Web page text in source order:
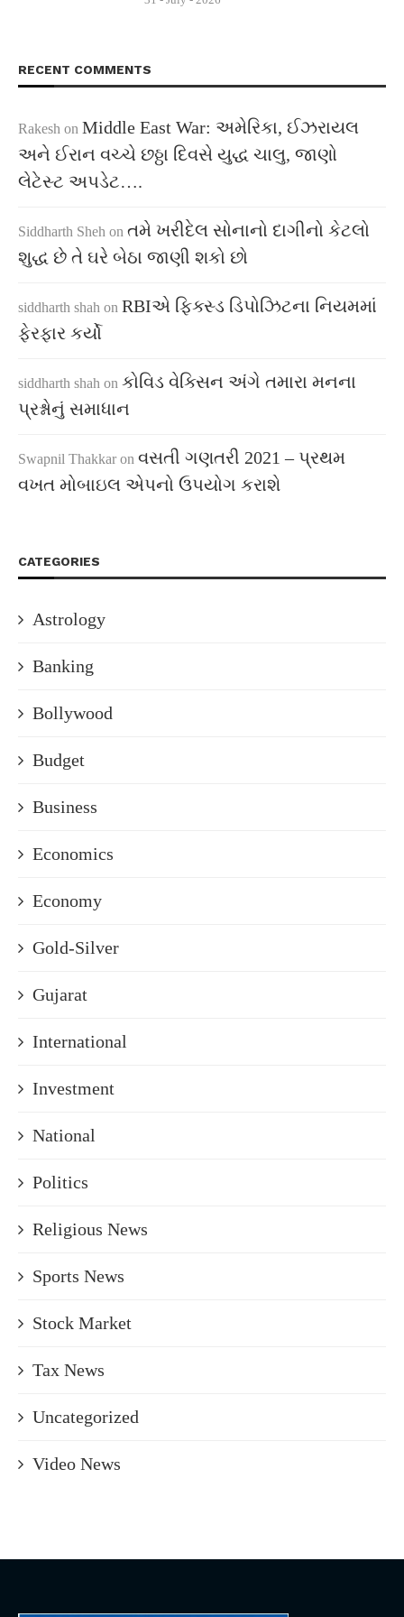
RECENT COMMENTS
Rakesh on Middle East War: અમેરિકા, ઈઝરાયલ
અને ઈરાન વચ્ચે છઠ્ઠા દિવસે યુદ્ધ ચાલુ, જાણો
લેટેસ્ટ અપડેટ….
Siddharth Sheh on તમે ખરીદેલ સોનાનો દાગીનો કેટલો
શુદ્ધ છે તે ઘરે બેઠા જાણી શકો છો
siddharth shah on RBIએ ફિક્સ્ડ ડિપોઝિટના નિયમમાં
ફેરફાર કર્યો
siddharth shah on કોવિડ વેક્સિન અંગે તમારા મનના
પ્રશ્નોનું સમાધાન
Swapnil Thakkar on વસતી ગણતરી 2021 – પ્રથમ
વખત મોબાઇલ એપનો ઉપયોગ કરાશે
CATEGORIES
Astrology
Banking
Bollywood
Budget
Business
Economics
Economy
Gold-Silver
Gujarat
International
Investment
National
Politics
Religious News
Sports News
Stock Market
Tax News
Uncategorized
Video News